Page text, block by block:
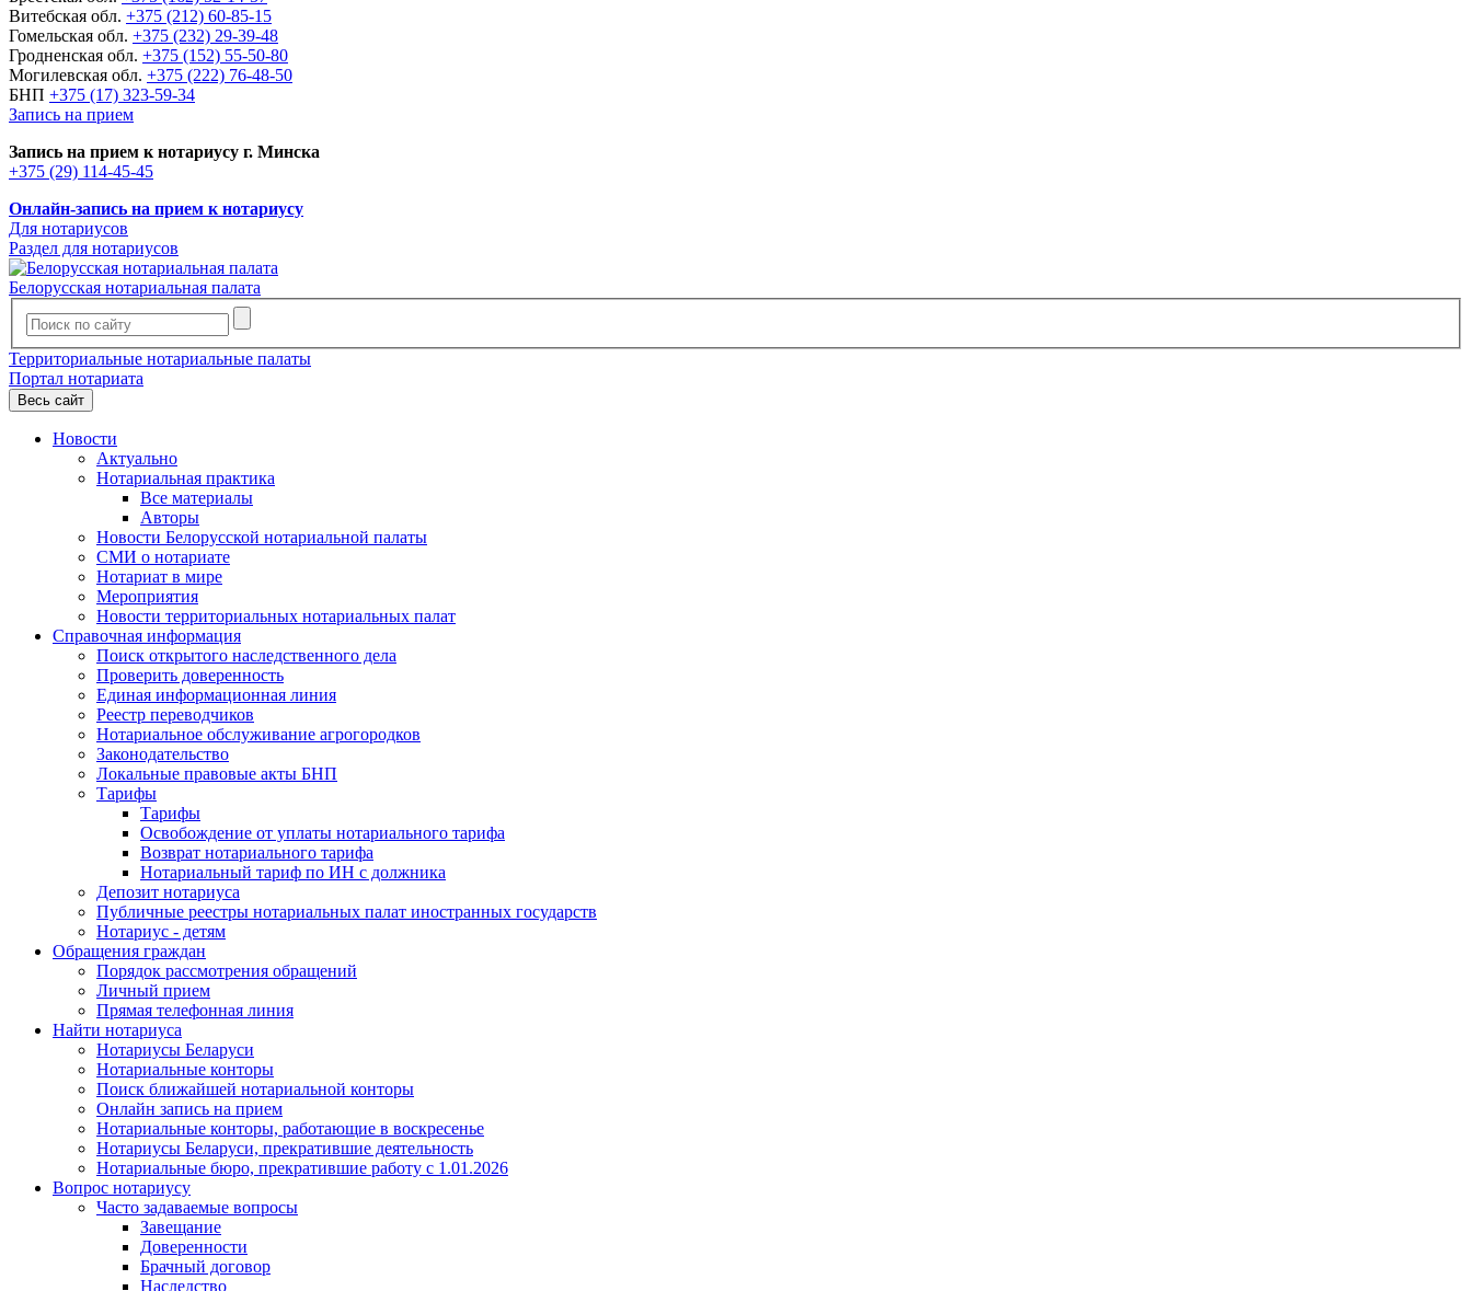
Витебская обл. +375 (212) 60-85-15
Гомельская обл. +375 (232) 29-39-48
Гродненская обл. +375 (152) 55-50-80
Могилевская обл. +375 (222) 76-48-50
БНП +375 (17) 323-59-34
Запись на прием
Запись на прием к нотариусу г. Минска
+375 (29) 114-45-45
Онлайн-запись на прием к нотариусу
Для нотариусов
Раздел для нотариусов
Белорусская нотариальная палата
Территориальные нотариальные палаты
Портал нотариата
Весь сайт
Новости
Актуально
Нотариальная практика
Все материалы
Авторы
Новости Белорусской нотариальной палаты
СМИ о нотариате
Нотариат в мире
Мероприятия
Новости территориальных нотариальных палат
Справочная информация
Поиск открытого наследственного дела
Проверить доверенность
Единая информационная линия
Реестр переводчиков
Нотариальное обслуживание агрогородков
Законодательство
Локальные правовые акты БНП
Тарифы
Тарифы
Освобождение от уплаты нотариального тарифа
Возврат нотариального тарифа
Нотариальный тариф по ИН с должника
Депозит нотариуса
Публичные реестры нотариальных палат иностранных государств
Нотариус - детям
Обращения граждан
Порядок рассмотрения обращений
Личный прием
Прямая телефонная линия
Найти нотариуса
Нотариусы Беларуси
Нотариальные конторы
Поиск ближайшей нотариальной конторы
Онлайн запись на прием
Нотариальные конторы, работающие в воскресенье
Нотариусы Беларуси, прекратившие деятельность
Нотариальные бюро, прекратившие работу с 1.01.2026
Вопрос нотариусу
Часто задаваемые вопросы
Завещание
Доверенности
Брачный договор
Наследство